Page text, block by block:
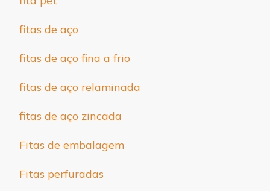
fitas de aço
fitas de aço fina a frio
fitas de aço relaminada
fitas de aço zincada
Fitas de embalagem
Fitas perfuradas